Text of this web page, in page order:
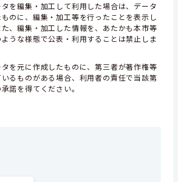
を編集・加工して利用した場合は、データ
のに、編集・加工等を行ったことを表示し
、編集・加工した情報を、あたかも本市等
うな様態で公表・利用することは禁止しま
を元に作成したものに、第三者が著作権等
るものがある場合、利用者の責任で当該第
諾を得てください。